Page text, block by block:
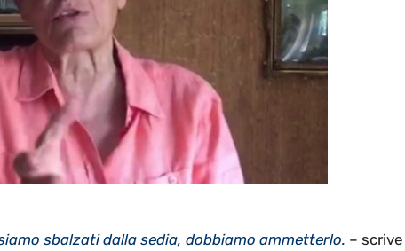
sbalzati dalla sedia, dobbiamo ammetterlo. – scrive